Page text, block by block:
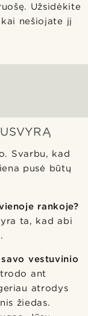
Užsidėkite
nešiojate jį
Svarbu, kad
pusė būtų
rankoje?
ta, kad abi
vestuvinio
ant
atrodys
žiedas.